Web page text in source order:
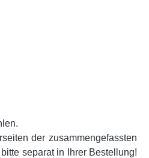
der zusammengefassten
separat in Ihrer Bestellung!